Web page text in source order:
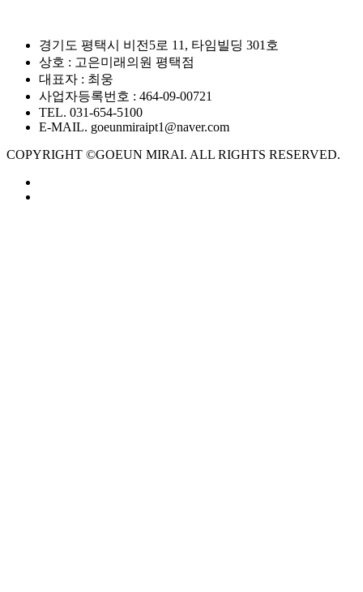
경기도 평택시 비전5로 11, 타임빌딩 301호
상호 : 고은미래의원 평택점
대표자 : 최웅
사업자등록번호 : 464-09-00721
TEL. 031-654-5100
E-MAIL. goeunmiraipt1@naver.com
COPYRIGHT ©GOEUN MIRAI. ALL RIGHTS RESERVED.